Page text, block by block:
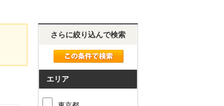
さらに絞り込んで検索
エリア